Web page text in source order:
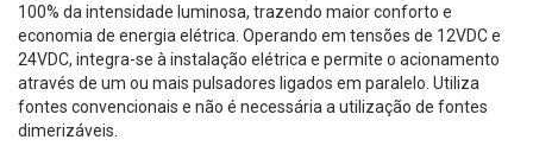
100% da intensidade luminosa, trazendo maior conforto e
economia de energia elétrica. Operando em tensões de 12VDC e
24VDC, integra-se à instalação elétrica e permite o acionamento
através de um ou mais pulsadores ligados em paralelo. Utiliza
fontes convencionais e não é necessária a utilização de fontes
dimerizáveis.